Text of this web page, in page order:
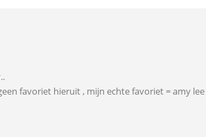
favoriet hieruit , mijn echte favoriet = amy lee